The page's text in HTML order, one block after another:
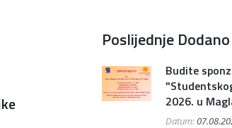
Poslijednje Dodano
Budite
2026. u
Datum: